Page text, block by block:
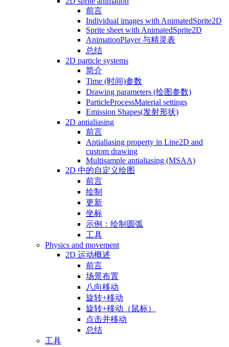
前言
Individual images with AnimatedSprite2D
Sprite sheet with AnimatedSprite2D
AnimationPlayer 与精灵表
总结
2D particle systems
简介
Time (时间)参数
Drawing parameters (绘图参数)
ParticleProcessMaterial settings
Emission Shapes(发射形状)
2D antialiasing
前言
Antialiasing property in Line2D and
custom drawing
Multisample antialiasing (MSAA)
2D 中的自定义绘图
前言
绘制
更新
坐标
示例：绘制圆弧
工具
Physics and movement
2D 运动概述
前言
场景布置
八向移动
旋转+移动
旋转+移动（鼠标）
点击并移动
总结
工具